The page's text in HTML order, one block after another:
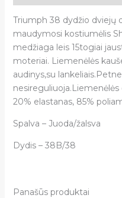
Triumph 38 dydžio dviejų
maudymosi kostiumėlis
medžiaga leis 15togiai
moteriai. Liemenėlės
audinys,su
20% elastanas, 85%
Spalva – Juoda/žalsva
Dydis – 38B/38
Panašūs produktai